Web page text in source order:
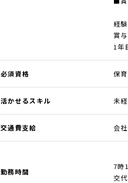
経
賞
1年
必須資格 保
活かせるスキル 未
交通費支給 会
勤務時間
7時
交